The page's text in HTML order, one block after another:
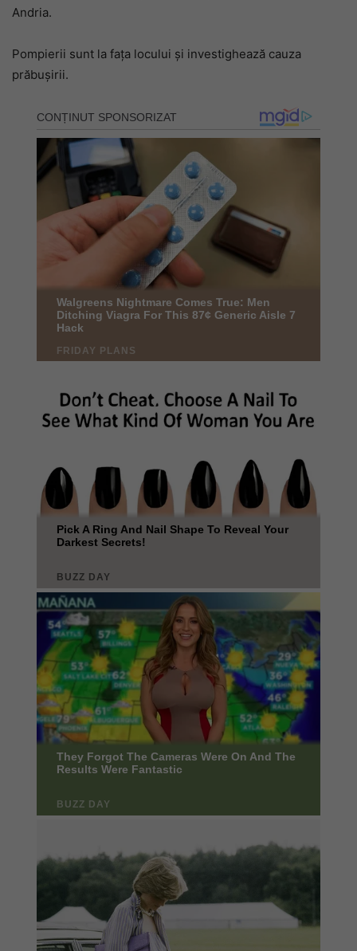
Andria.
Pompierii sunt la fața locului și investighează cauza
prăbușirii.